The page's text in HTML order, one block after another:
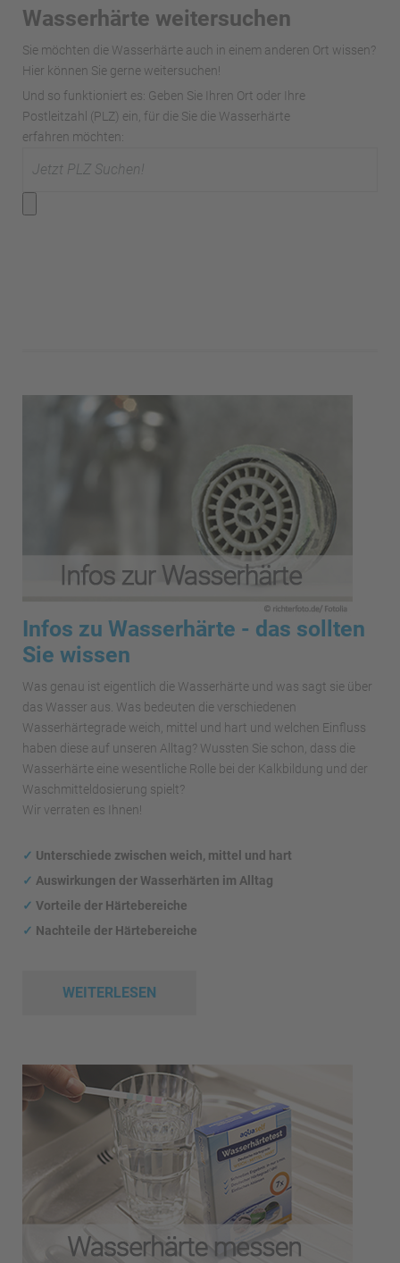
Wasserhärte weitersuchen
Sie möchten die Wasserhärte auch in einem anderen Ort wissen?
Hier können Sie gerne weitersuchen!
Und so funktioniert es: Geben Sie Ihren Ort oder Ihre
Postleitzahl (PLZ) ein, für die Sie die Wasserhärte
erfahren möchten:
Infos zu Wasserhärte - das sollten
Sie wissen
Was genau ist eigentlich die Wasserhärte und was sagt sie über
das Wasser aus. Was bedeuten die verschiedenen
Wasserhärtegrade weich, mittel und hart und welchen Einfluss
haben diese auf unseren Alltag? Wussten Sie schon, dass die
Wasserhärte eine wesentliche Rolle bei der Kalkbildung und der
Waschmitteldosierung spielt?
Wir verraten es Ihnen!
✓ Unterschiede zwischen weich, mittel und hart
✓ Auswirkungen der Wasserhärten im Alltag
✓ Vorteile der Härtebereiche
✓ Nachteile der Härtebereiche
WEITERLESEN